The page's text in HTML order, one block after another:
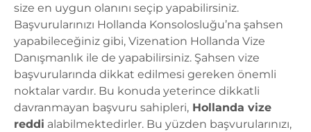
size en uygun olanını seçip yapabilirsiniz.
Başvurularınızı Hollanda Konsolosluğu’na şahsen
yapabileceğiniz gibi, Vizenation Hollanda Vize
Danışmanlık ile de yapabilirsiniz. Şahsen vize
başvurularında dikkat edilmesi gereken önemli
noktalar vardır. Bu konuda yeterince dikkatli
davranmayan başvuru sahipleri, Hollanda vize
reddi alabilmektedirler. Bu yüzden başvurularınızı,